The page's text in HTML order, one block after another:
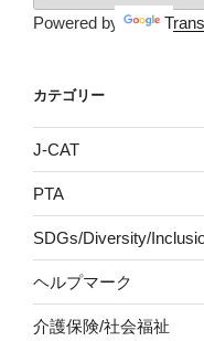
Powered by
カテゴリー
J-CAT
PTA
SDGs/Diversity/
ヘルプマーク
介護保険/社会福祉